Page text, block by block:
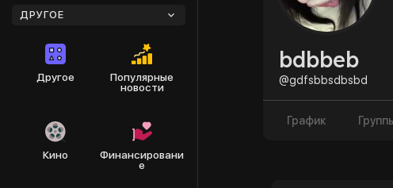
ДРУГОЕ
Другое
Популярные
новости
Кино
Финансировани
е
bdbbeb
@gdfsbbsdbsbd
График